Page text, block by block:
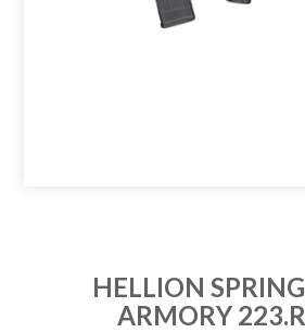
HELLION
ARMORY